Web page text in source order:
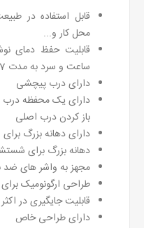
قابل استفاده در
محل کار و...
ساعت و سرد به مدت 7 ساعت
دارای درب پیچشی
دارای یک محفظه درب
باز کردن درب اصلی
دارای دهانه بزرگ
دهانه بزرگ برای
مجهز به واشر های
طراحی ارگونومیک
قابلیت جایگیری در
دارای طراحی خاص